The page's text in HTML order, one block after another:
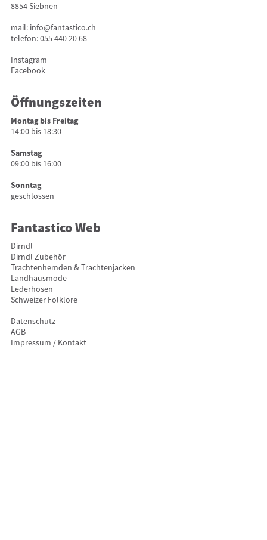
8854 Siebnen
mail: info@fantastico.ch
telefon:055 440 20 68
Instagram
Facebook
Öffnungszeiten
Montag bis Freitag
14:00 bis 18:30
Samstag
09:00 bis 16:00
Sonntag
geschlossen
Fantastico Web
Dirndl
Dirndl Zubehör
Trachtenhemden & Trachtenjacken
Landhausmode
Lederhosen
Schweizer Folklore
Datenschutz
AGB
Impressum / Kontakt